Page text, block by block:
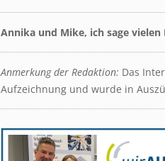
Annika und Mike, ich sage
Anmerkung der Redaktion: Das
Aufzeichnung und wurde in